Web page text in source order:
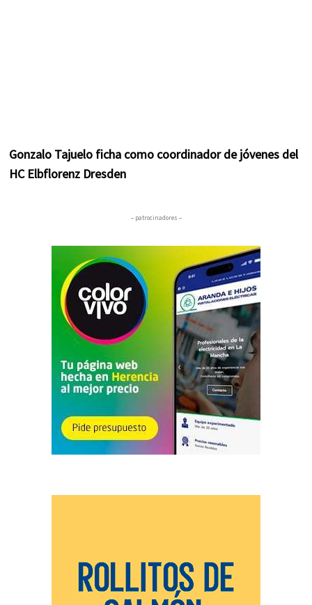
Gonzalo Tajuelo ficha como coordinador de jóvenes del
HC Elbflorenz Dresden
– patrocinadores –